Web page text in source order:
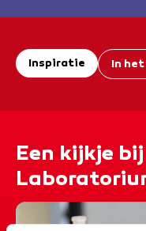
Inspiratie In
Een kijkje bij